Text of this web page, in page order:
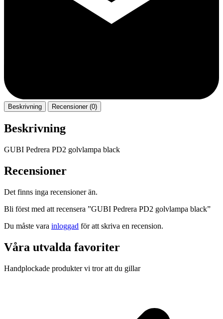
Beskrivning Recensioner (0)
Beskrivning
GUBI Pedrera PD2 golvlampa black
Recensioner
Det finns inga recensioner än.
Bli först med att recensera ”GUBI Pedrera PD2 golvlampa black”
Du måste vara inloggad för att skriva en recension.
Våra utvalda favoriter
Handplockade produkter vi tror att du gillar